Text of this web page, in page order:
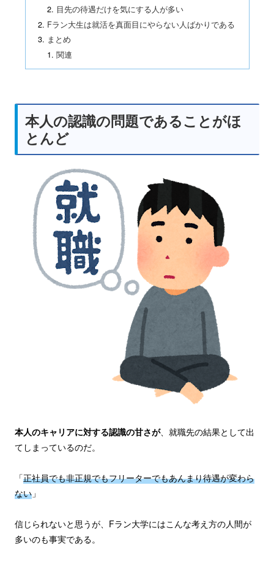
目先の待遇だけを気にする人が多い
Fラン大生は就活を真面目にやらない人ばかりである
まとめ
関連
本人の認識の問題であることがほ
とんど
本人のキャリアに対する認識の甘さが、就職先の結果として出
てしまっているのだ。
「正社員でも非正規でもフリーターでもあんまり待遇が変わら
ない 」
信じられないと思うが、Fラン大学にはこんな考え方の人間が
多いのも事実である。